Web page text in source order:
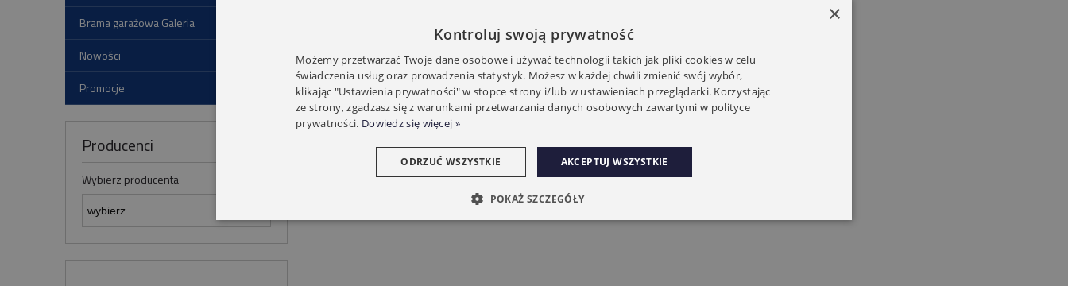
Brama garażowa Galeria
Nowości
Promocje
Producenci
Wybierz producenta
×
Kontroluj swoją prywatność
Możemy przetwarzać Twoje dane osobowe i używać technologii takich jak pliki cookies w celu
świadczenia usług oraz prowadzenia statystyk. Możesz w każdej chwili zmienić swój wybór,
klikając "Ustawienia prywatności" w stopce strony i/lub w ustawieniach przeglądarki. Korzystając
ze strony, zgadzasz się z warunkami przetwarzania danych osobowych zawartymi w polityce
prywatności. Dowiedz się więcej »
AKCEPTUJ WSZYSTKIE
ODRZUĆ WSZYSTKIE
POKAŻ SZCZEGÓŁY